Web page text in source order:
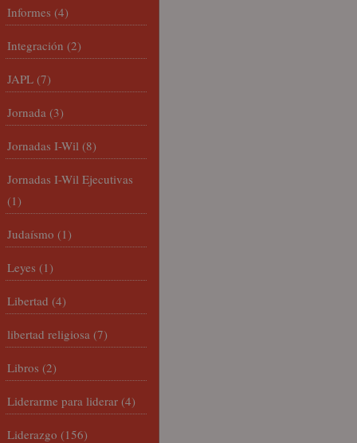
Informes (4)
Integración (2)
JAPL (7)
Jornada (3)
Jornadas I-Wil (8)
Jornadas I-Wil Ejecutivas
(1)
Judaísmo (1)
Leyes (1)
Libertad (4)
libertad religiosa (7)
Libros (2)
Liderarme para liderar (4)
Liderazgo (156)